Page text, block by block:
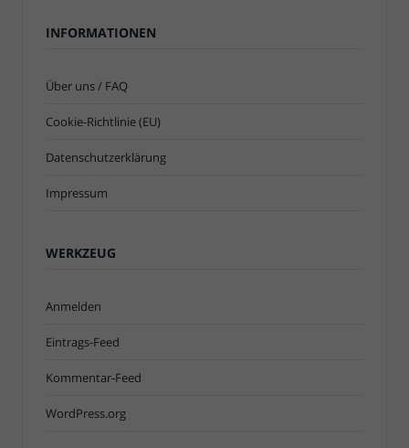
INFORMATIONEN
Über uns / FAQ
Cookie-Richtlinie (EU)
Datenschutzerklärung
Impressum
WERKZEUG
Anmelden
Eintrags-Feed
Kommentar-Feed
WordPress.org